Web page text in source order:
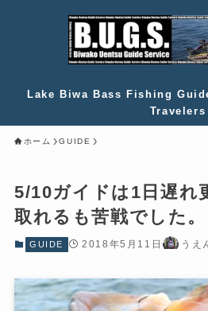
Lake Biwa Bass Fishing
Travelers
ホーム GUIDE
5/10ガイドは1日遅れ
取れるも苦戦でした。
GUIDE 2018年5月11日 うえ